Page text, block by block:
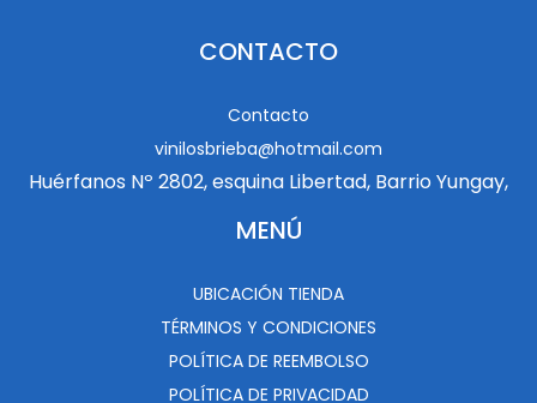
CONTACTO
Contacto
vinilosbrieba@hotmail.com
Huérfanos Nº 2802, esquina Libertad, Barrio Yungay,
MENÚ
UBICACIÓN TIENDA
TÉRMINOS Y CONDICIONES
POLÍTICA DE REEMBOLSO
POLÍTICA DE PRIVACIDAD